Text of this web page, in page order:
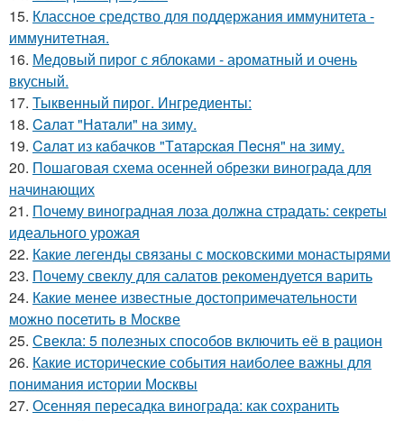
15. Классное средство для поддержания иммунитета -
иммyнитeтнaя.
16. Медовый пирог с яблоками - ароматный и очень
вкусный.
17. Тыквенный пирог. Ингредиенты:
18. Caлaт "Нaтaли" нa зиму.
19. Caлaт из кaбaчкoв "Тaтapcкaя Пecня" нa зиму.
20. Пошаговая схема осенней обрезки винограда для
начинающих
21. Почему виноградная лоза должна страдать: секреты
идеального урожая
22. Какие легенды связаны с московскими монастырями
23. Почему свеклу для салатов рекомендуется варить
24. Какие менее известные достопримечательности
можно посетить в Москве
25. Свекла: 5 полезных способов включить её в рацион
26. Какие исторические события наиболее важны для
понимания истории Москвы
27. Осенняя пересадка винограда: как сохранить